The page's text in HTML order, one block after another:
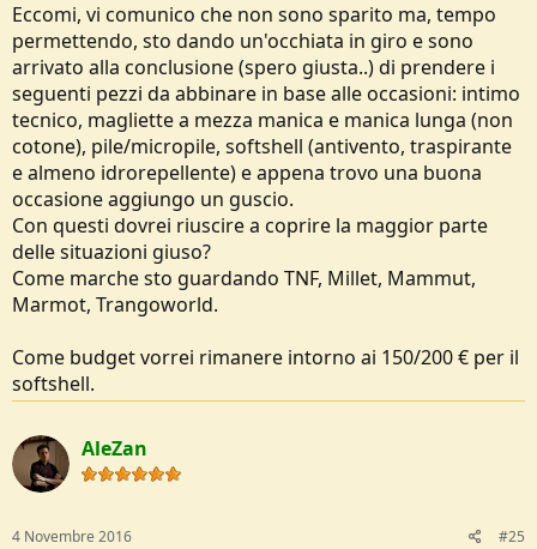
Eccomi, vi comunico che non sono sparito ma, tempo
permettendo, sto dando un'occhiata in giro e sono
arrivato alla conclusione (spero giusta..) di prendere i
seguenti pezzi da abbinare in base alle occasioni: intimo
tecnico, magliette a mezza manica e manica lunga (non
cotone), pile/micropile, softshell (antivento, traspirante
e almeno idrorepellente) e appena trovo una buona
occasione aggiungo un guscio.
Con questi dovrei riuscire a coprire la maggior parte
delle situazioni giuso?
Come marche sto guardando TNF, Millet, Mammut,
Marmot, Trangoworld.
Come budget vorrei rimanere intorno ai 150/200 € per il
softshell.
AleZan
4 Novembre 2016 #25